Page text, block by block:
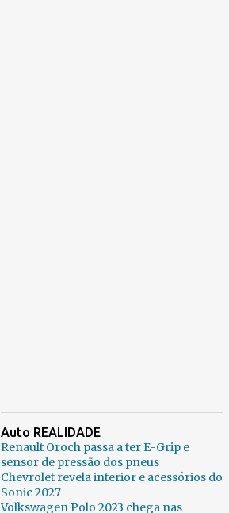
Auto REALIDADE
Renault Oroch passa a ter E-Grip e
sensor de pressão dos pneus
Chevrolet revela interior e acessórios do
Sonic 2027
Volkswagen Polo 2023 chega nas